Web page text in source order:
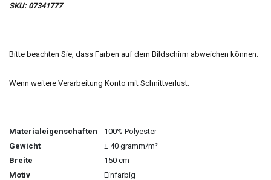
SKU: 07341777
Bitte beachten Sie, dass Farben auf dem Bildschirm abweichen können.
Wenn weitere Verarbeitung Konto mit Schnittverlust.
Materialeigenschaften
100% Polyester
Gewicht
± 40 gramm/m²
Breite
150 cm
Motiv
Einfarbig